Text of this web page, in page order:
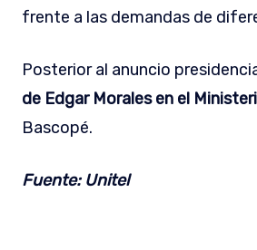
frente a las demandas de
Posterior al anuncio
de Edgar Morales en el
Bascopé.
Fuente: Unitel